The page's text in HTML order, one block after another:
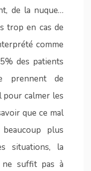
de la nuque…
trop en cas de
comme
des patients
prennent de
pour calmer les
que ce mal
plus
situations, la
ne suffit pas à